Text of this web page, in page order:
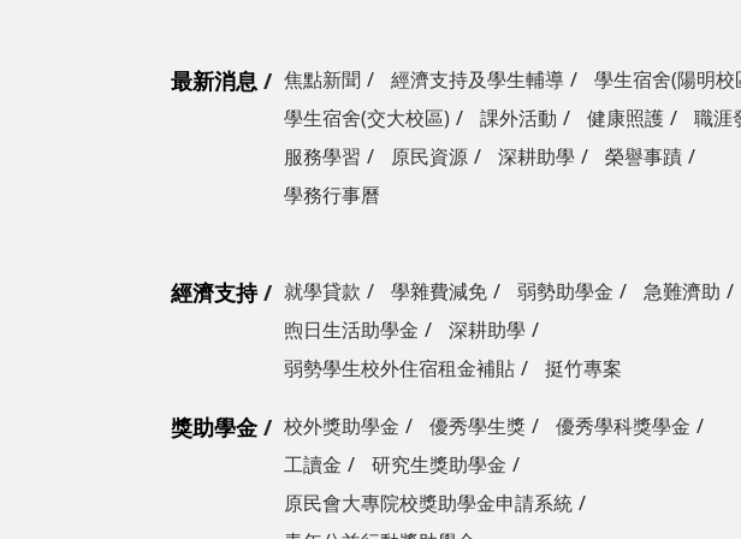
最新消息 焦點新聞 經濟支持及學生輔導
學生宿舍(陽明校
學生宿舍(交大校區)
課外活動 健康照護
職涯
服務學習
原民資源 深耕助學
榮譽事蹟
學務行事曆
經濟支持 就學貸款 學雜費減免 弱勢助學金
急難濟助
煦日生活助學金
深耕助學
弱勢學生校外住宿租金補貼
挺竹專案
獎助學金 校外獎助學金 優秀學生獎
優秀學科獎學金
工讀金
研究生獎助學金
原民會大專院校獎助學金申請系統